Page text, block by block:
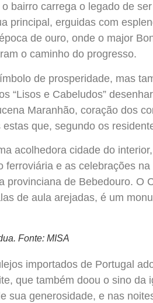
bairro carrega o legado de
principal, erguidas com
de ouro, onde o major
o caminho do progresso.
de prosperidade, mas
“Lisos e Cabeludos”
Maranhão, coração dos
que, segundo os
acolhedora cidade do
ferroviária e as celebrações
provinciana de Bebedouro. O
de aula arejadas, é um
Fonte: MISA
importados de Portugal
que também doou o sino da
sua generosidade, e nas